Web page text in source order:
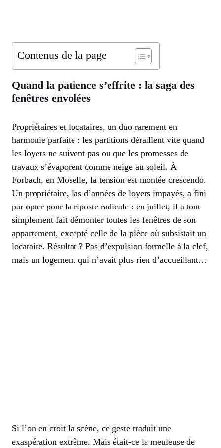
Contenus de la page
Quand la patience s’effrite : la saga des
fenêtres envolées
Propriétaires et locataires, un duo rarement en
harmonie parfaite : les partitions déraillent vite quand
les loyers ne suivent pas ou que les promesses de
travaux s’évaporent comme neige au soleil. À
Forbach, en Moselle, la tension est montée crescendo.
Un propriétaire, las d’années de loyers impayés, a fini
par opter pour la riposte radicale : en juillet, il a tout
simplement fait démonter toutes les fenêtres de son
appartement, excepté celle de la pièce où subsistait un
locataire. Résultat ? Pas d’expulsion formelle à la clef,
mais un logement qui n’avait plus rien d’accueillant…
Si l’on en croit la scène, ce geste traduit une
exaspération extrême. Mais était-ce la meuleuse de